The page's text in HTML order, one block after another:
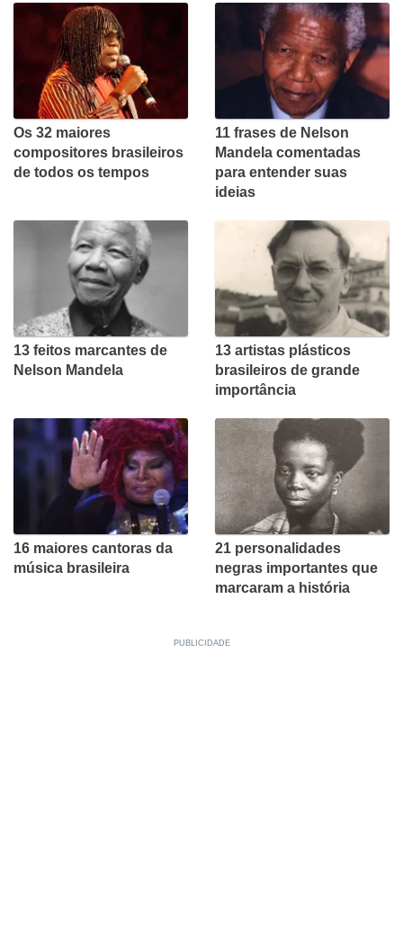
Os 32 maiores
compositores brasileiros
de todos os tempos
11 frases de Nelson
Mandela comentadas
para entender suas
ideias
13 feitos marcantes de
Nelson Mandela
13 artistas plásticos
brasileiros de grande
importância
16 maiores cantoras da
música brasileira
21 personalidades
negras importantes que
marcaram a história